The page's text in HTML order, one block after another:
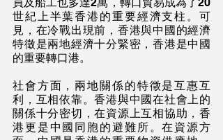
世紀上半葉香港的重要經濟支柱。可
見，在冷戰出現前，香港與中國的經濟
特徵是兩地經濟十分緊密，香港是中國
的重要轉口港。
社會方面，兩地關係的特徵是互惠互
利，互相依靠。香港與中國在社會上的
關係十分密切，在資源上互相協助，香
港更是中國同胞的避難所。在資源方